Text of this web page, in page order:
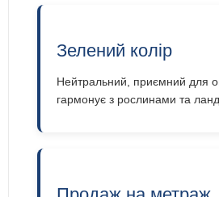
Зелений колір
Нейтральний, приємний для
гармонує з рослинами та